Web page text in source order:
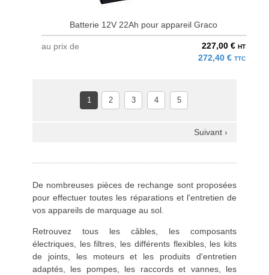
Batterie 12V 22Ah pour appareil Graco
au prix de 227,00 € HT
272,40 € TTC
1 2 3 4 5
Suivant ›
De nombreuses pièces de rechange sont proposées
pour effectuer toutes les réparations et l'entretien de
vos appareils de marquage au sol.
Retrouvez tous les câbles, les composants
électriques, les filtres, les différents flexibles, les kits
de joints, les moteurs et les produits d'entretien
adaptés, les pompes, les raccords et vannes, les